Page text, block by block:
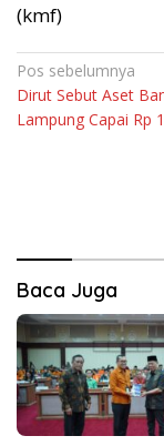
(kmf)
Navigasi
pos
Pos sebelumnya
Dirut Sebut Aset
Lampung Capai Rp
Baca Juga